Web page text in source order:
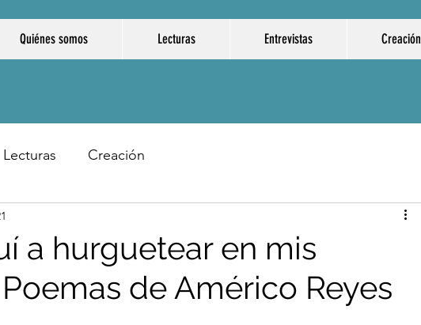
Quiénes somos Lecturas Entrevistas Creación
Lecturas Creación
a hurguetear en mis
de Américo Reyes